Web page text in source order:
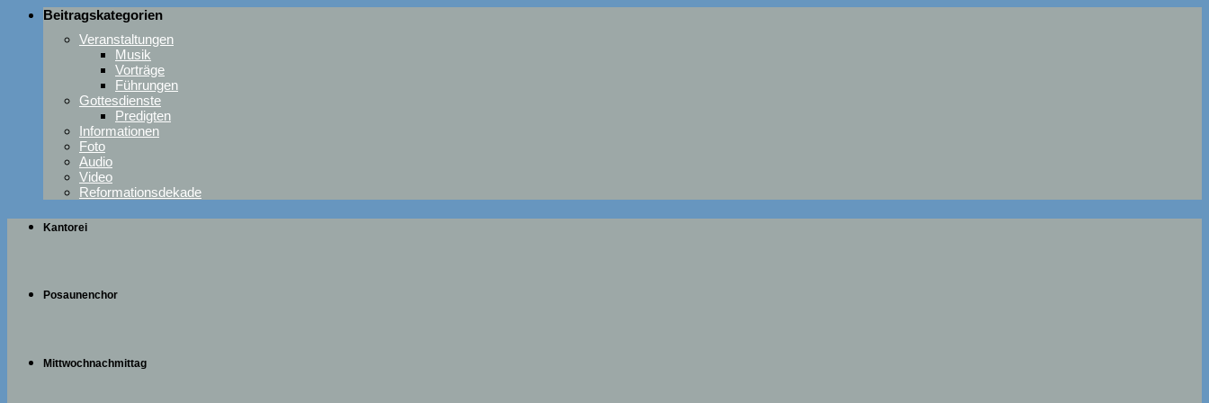
Beitragskategorien
Veranstaltungen
Musik
Vorträge
Führungen
Gottesdienste
Predigten
Informationen
Foto
Audio
Video
Reformationsdekade
Kantorei
Posaunenchor
Mittwochnachmittag